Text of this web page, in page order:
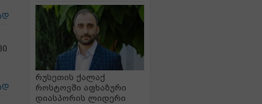
რუსეთის ქალაქ
როსტოვში აფხაზური
დიასპორის ლიდერი